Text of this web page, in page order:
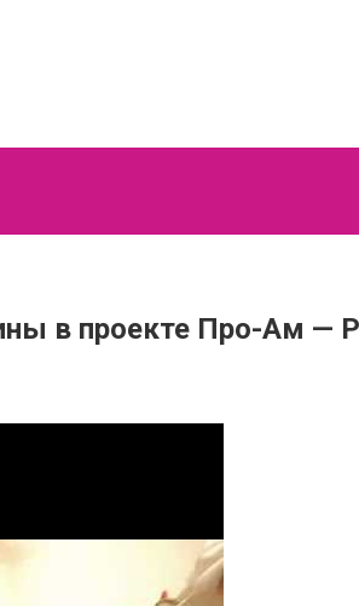
в проекте Про-Ам —